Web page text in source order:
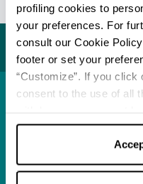
profiling cookies to
your preferences. For
consult our Cookie
footer or set your
“Customize”. If you click
consent to the use of all
cookies only” and only
correct functioning of the
Potrebbe
Parma